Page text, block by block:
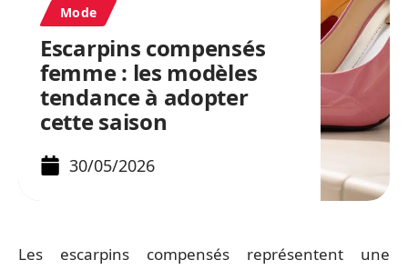
Mode
Escarpins compensés
femme : les modèles
tendance à adopter
cette saison
30/05/2026
Les escarpins compensés représentent une